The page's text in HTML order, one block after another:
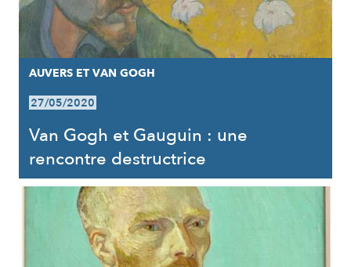
AUVERS ET VAN GOGH
27/05/2020
Van Gogh et Gauguin : une
rencontre destructrice